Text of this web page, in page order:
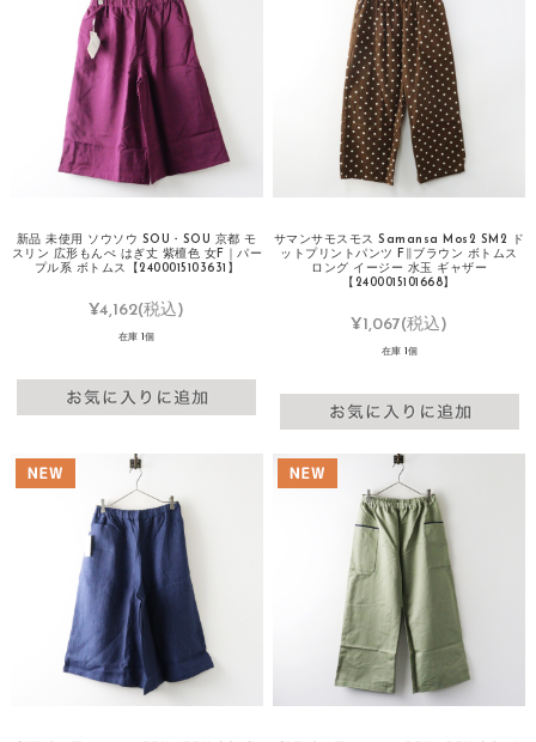
新品 未使用 ソウソウ SOU・SOU 京都 モ
スリン 広形もんぺ はぎ丈 紫檀色 女F｜パー
プル系 ボトムス【2400015103631】
¥4,162(税込)
在庫 1個
サマンサモスモス Samansa Mos2 SM2 ド
ットプリントパンツ F∥ブラウン ボトムス
ロング イージー 水玉 ギャザー
【2400015101668】
¥1,067(税込)
在庫 1個